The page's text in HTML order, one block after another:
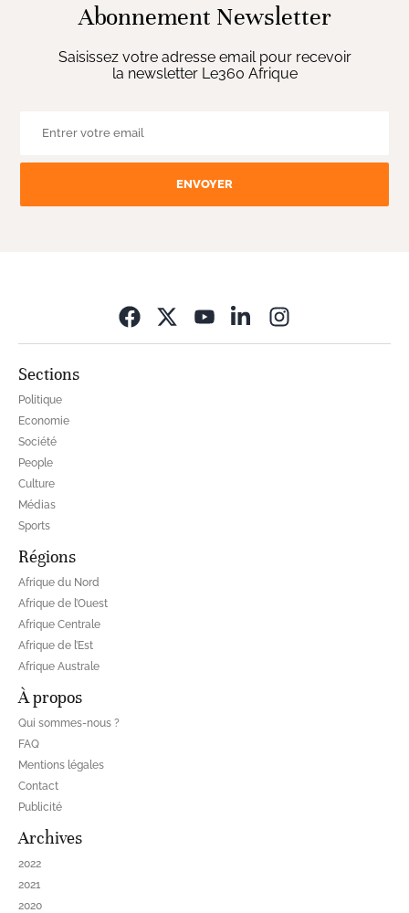
Abonnement Newsletter
Saisissez votre adresse email pour recevoir
la newsletter Le360 Afrique
ENVOYER
Sections
Politique
Economie
Société
People
Culture
Médias
Sports
Régions
Afrique du Nord
Afrique de l’Ouest
Afrique Centrale
Afrique de l’Est
Afrique Australe
À propos
Qui sommes-nous ?
FAQ
Mentions légales
Contact
Publicité
Archives
2022
2021
2020